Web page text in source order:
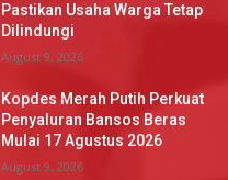
Pastikan Usaha Warga Tetap
Dilindungi
August 9, 2026
Kopdes Merah Putih Perkuat
Penyaluran Bansos Beras
Mulai 17 Agustus 2026
August 9, 2026